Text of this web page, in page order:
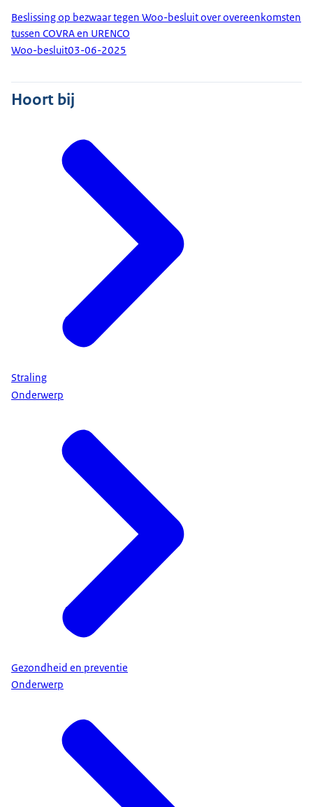
Beslissing op bezwaar tegen Woo-besluit over overeenkomsten
tussen COVRA en URENCO
Woo-besluit03-06-2025
Hoort bij
Straling
Onderwerp
Gezondheid en preventie
Onderwerp